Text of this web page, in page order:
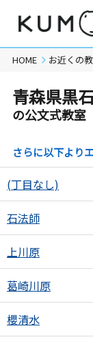
HOME お近くの
青森県黒
の公文式教室
さらに以下より
(丁目なし)
石法師
上川原
葛崎川原
櫻清水